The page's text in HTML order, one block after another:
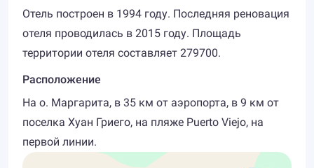
Отель построен в 1994 году. Последняя реновация
отеля проводилась в 2015 году. Площадь
территории отеля составляет 279700.
Расположение
На о. Маргарита, в 35 км от аэропорта, в 9 км от
поселка Хуан Гриего, на пляже Puerto Viejo, на
первой линии.